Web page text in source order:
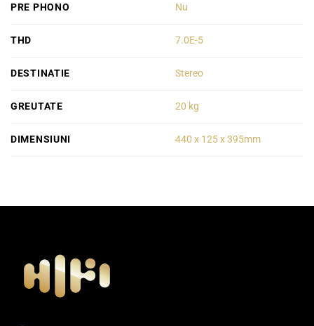
PRE PHONO Nu
THD 7.0E-5
DESTINATIE Stereo
GREUTATE 20 kg
DIMENSIUNI 440 x 125 x 395mm